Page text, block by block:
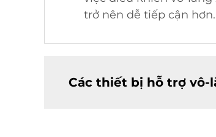
trở nên dễ tiếp cận hơn.
Các thiết bị hỗ trợ vô-